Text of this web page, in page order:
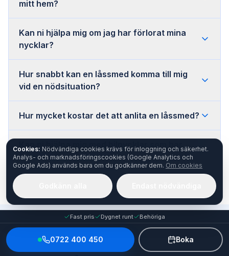
mitt hem?
Kan ni hjälpa mig om jag har förlorat mina
nycklar?
Hur snabbt kan en låssmed komma till mig
vid en nödsituation?
Hur mycket kostar det att anlita en låssmed?
Kan ni hjälpa mig med bilnycklar som har
fastnat eller gått sönder?
OMDÖMEN
Fast pris Dygnet runt Behöriga
0722 400 450 Boka
Cookies: Nödvändiga cookies krävs för inloggning och säkerhet.
Analys- och marknadsföringscookies (Google Analytics och
Google Ads) används bara om du godkänner dem. Om cookies